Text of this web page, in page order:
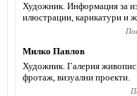
Художник. Информация за
илюстрации, карикатури и
Милко Павлов
Художник. Галерия
фротаж, визуални проекти.